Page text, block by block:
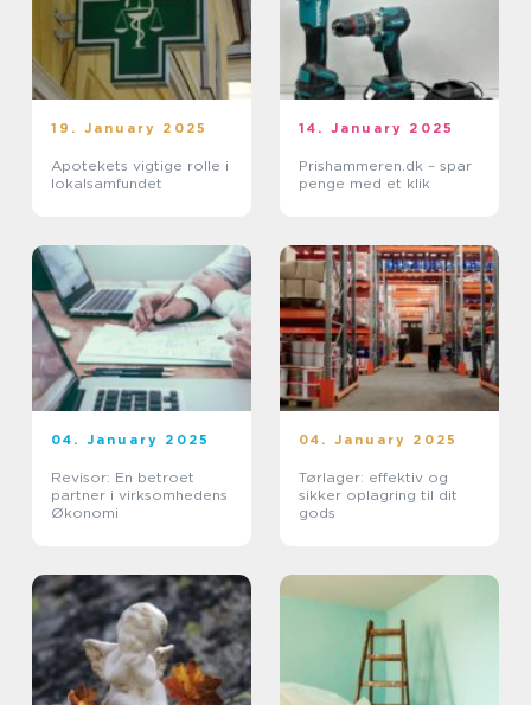
19. January 2025
Apotekets vigtige rolle i
lokalsamfundet
14. January 2025
Prishammeren.dk – spar
penge med et klik
04. January 2025
Revisor: En betroet
partner i virksomhedens
Økonomi
04. January 2025
Tørlager: effektiv og
sikker oplagring til dit
gods